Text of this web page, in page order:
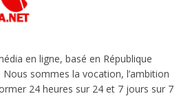
en ligne, basé en République
sommes la vocation, l’ambition
24 heures sur 24 et 7 jours sur 7